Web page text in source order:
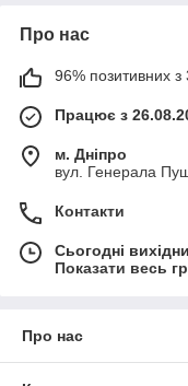
Про нас
96% позитивних з
Працює з
м. Дніпро
вул. Генерала
Контакти
Сьогодні
Показати весь
Про нас